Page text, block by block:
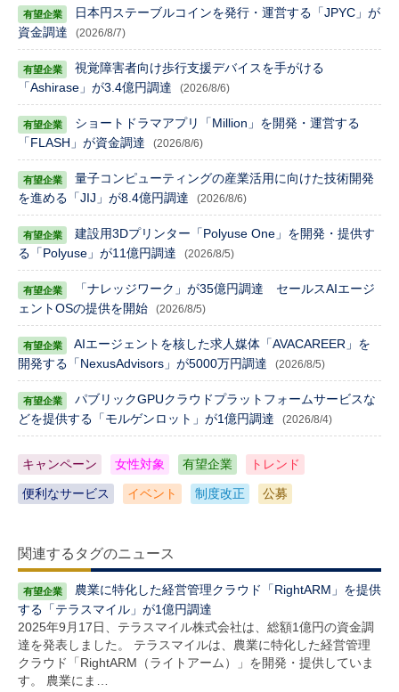
日本円ステーブルコインを発行・運営する「JPYC」が
資金調達
(2026/8/7)
視覚障害者向け歩行支援デバイスを手がける
「Ashirase」が3.4億円調達
(2026/8/6)
ショートドラマアプリ「Million」を開発・運営する
「FLASH」が資金調達
(2026/8/6)
量子コンピューティングの産業活用に向けた技術開発
を進める「JIJ」が8.4億円調達
(2026/8/6)
建設用3Dプリンター「Polyuse One」を開発・提供す
る「Polyuse」が11億円調達
(2026/8/5)
「ナレッジワーク」が35億円調達 セールスAIエージ
ェントOSの提供を開始
(2026/8/5)
AIエージェントを核した求人媒体「AVACAREER」を
開発する「NexusAdvisors」が5000万円調達
(2026/8/5)
パブリックGPUクラウドプラットフォームサービスな
どを提供する「モルゲンロット」が1億円調達
(2026/8/4)
キャンペーン 女性対象 有望企業 トレンド
便利なサービス イベント 制度改正 公募
関連するタグのニュース
農業に特化した経営管理クラウド「RightARM」を提供
する「テラスマイル」が1億円調達
2025年9月17日、テラスマイル株式会社は、総額1億円の資金調
達を発表しました。 テラスマイルは、農業に特化した経営管理
クラウド「RightARM（ライトアーム）」を開発・提供していま
す。 農業にま…